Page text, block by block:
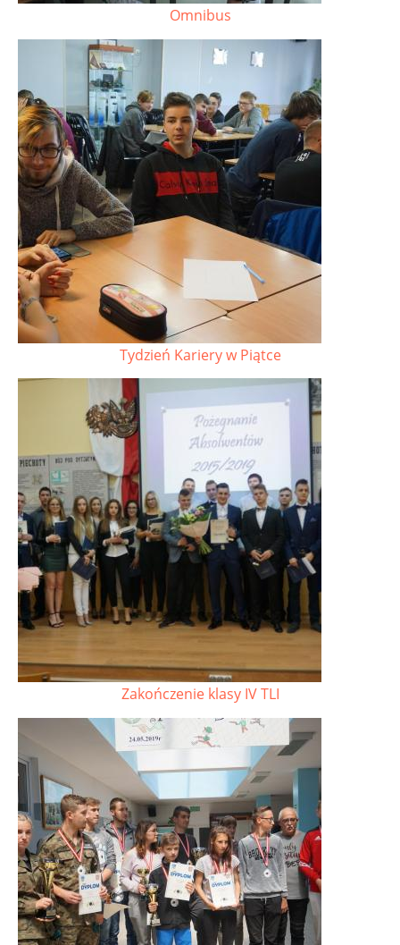
Omnibus
Tydzień Kariery w Piątce
Zakończenie klasy IV TLI